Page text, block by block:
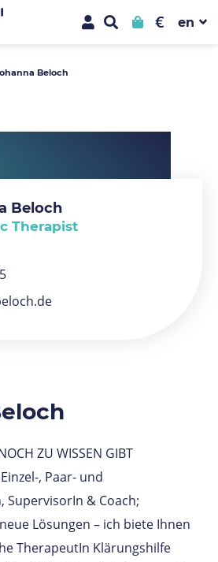
€
Beloch
Beloch
Therapist
ZU WISSEN GIBT
, Paar- und
SupervisorIn & Coach;
Lösungen – ich biete Ihnen
TherapeutIn Klärungshilfe